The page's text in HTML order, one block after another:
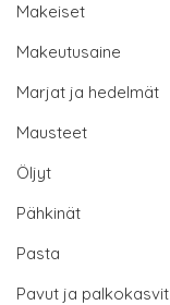
Makeiset
Makeutusaine
Marjat ja hedelmät
Mausteet
Öljyt
Pähkinät
Pasta
Pavut ja palkokasvit